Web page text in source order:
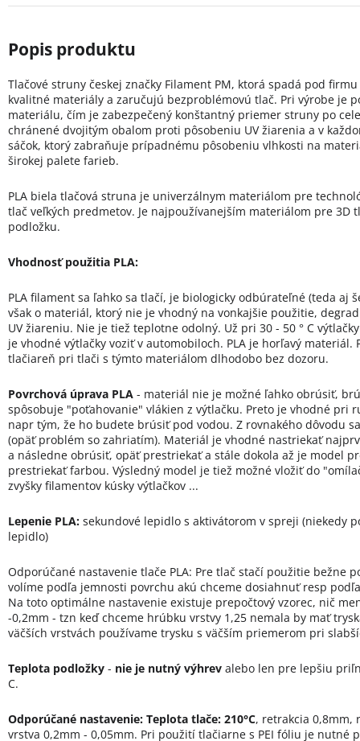
Tlačové struny českej značky Filament PM, ktorá spadá pod
kvalitné materiály a zaručujú bezproblémovú tlač. Pri výrobe je
materiálu, čím je zabezpečený konštantný priemer struny po
chránené dvojitým obalom proti pôsobeniu UV žiarenia a v
sáčok, ktorý zabraňuje prípadnému pôsobeniu vlhkosti na
širokej palete farieb.
PLA biela tlačová struna je univerzálnym materiálom pre
tlač veľkých predmetov. Je najpoužívanejším materiálom pre 3D
podložku.
Vhodnosť použitia PLA:
PLA filament sa ľahko sa tlačí, je biologicky odbúrateľné (teda aj
však o materiál, ktorý nie je vhodný na vonkajšie použitie,
UV žiareniu. Nie je tiež teplotne odolný. Už pri 30 - 50 ° C
je vhodné výtlačky voziť v automobiloch. PLA je horľavý materiál.
tlačiareň pri tlači s týmto materiálom dlhodobo bez dozoru.
Povrchová úprava PLA - materiál nie je možné ľahko obrúsiť,
spôsobuje "poťahovanie" vlákien z výtlačku. Preto je vhodné pri
napr tým, že ho budete brúsiť pod vodou. Z rovnakého dôvodu
(opäť problém so zahriatím). Materiál je vhodné nastriekať
a následne obrúsiť, opäť prestriekať a stále dokola až je model
prestriekať farbou. Výsledný model je tiež možné vložiť do
zvyšky filamentov kúsky výtlačkov ...
Lepenie PLA: sekundové lepidlo s aktivátorom v spreji (niekedy
lepidlo)
Odporúčané nastavenie tlače PLA: Pre tlač stačí použitie bežne
volíme podľa jemnosti povrchu akú chceme dosiahnuť resp
Na toto optimálne nastavenie existuje prepočtový vzorec, nič
-0,2mm - tzn keď chceme hrúbku vrstvy 1,25 nemala by mať
väčších vrstvách používame trysku s väčším priemerom pri
Teplota podložky - nie je nutný výhrev alebo len pre lepšiu
C.
Odporúčané nastavenie: Teplota tlače: 210°C, retrakcia 0,8mm,
vrstva 0,2mm - 0,05mm. Pri použití tlačiarne s PEI fóliu je nutné